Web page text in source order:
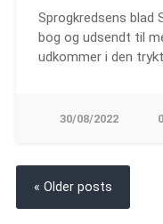
Sprogkredsens blad
bog og udsendt til
udkommer i den
30/08/2022 0
« Older posts